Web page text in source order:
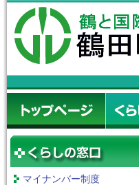
マイナンバー制度